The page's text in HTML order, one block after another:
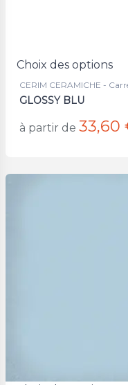
Choix des options
CERIM CERAMICHE -
GLOSSY BLU
à partir de 33,60